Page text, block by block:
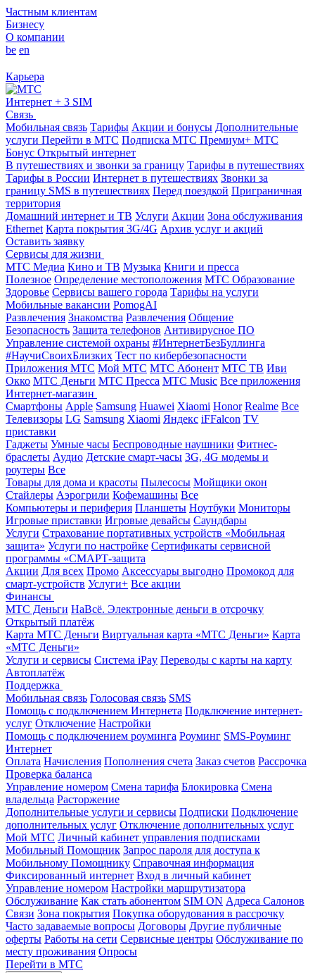
Частным клиентам
Бизнесу
О компании
be en
Карьера
Интернет + 3 SIM
Связь
Мобильная связь Тарифы Акции и бонусы Дополнительные
услуги Перейти в МТС Подписка МТС Премиум+ МТС
Бонус Открытый интернет
В путешествиях и звонки за границу Тарифы в путешествиях
Тарифы в России Интернет в путешествиях Звонки за
границу SMS в путешествиях Перед поездкой Приграничная
территория
Домашний интернет и ТВ Услуги Акции Зона обслуживания
Ethernet Карта покрытия 3G/4G Архив услуг и акций
Оставить заявку
Сервисы для жизни
МТС Медиа Кино и ТВ Музыка Книги и пресса
Полезное Определение местоположения МТС Образование
Здоровье Сервисы вашего города Тарифы на услуги
Мобильные вакансии PomogAI
Развлечения Знакомства Развлечения Общение
Безопасность Защита телефонов Антивирусное ПО
Управление системой охраны #ИнтернетБезБуллинга
#НаучиСвоихБлизких Тест по кибербезопасности
Приложения МТС Мой МТС МТС Абонент МТС ТВ Иви
Окко МТС Деньги МТС Пресса МТС Music Все приложения
Интернет-магазин
Смартфоны Apple Samsung Huawei Xiaomi Honor Realme Все
Телевизоры LG Samsung Xiaomi Яндекс iFFalcon TV
приставки
Гаджеты Умные часы Беспроводные наушники Фитнес-
браслеты Аудио Детские смарт-часы 3G, 4G модемы и
роутеры Все
Товары для дома и красоты Пылесосы Мойщики окон
Стайлеры Аэрогрили Кофемашины Все
Компьютеры и периферия Планшеты Ноутбуки Мониторы
Игровые приставки Игровые девайсы Саундбары
Услуги Страхование портативных устройств «Мобильная
защита» Услуги по настройке Сертификаты сервисной
программы «СМАРТ-защита
Акции Для всех Промо Аксессуары выгодно Промокод для
смарт-устройств Услуги+ Все акции
Финансы
МТС Деньги НаВсё. Электронные деньги в отсрочку
Открытый платёж
Карта МТС Деньги Виртуальная карта «МТС Деньги» Карта
«МТС Деньги»
Услуги и сервисы Система iPay Переводы с карты на карту
Автоплатёж
Поддержка
Мобильная связь Голосовая связь SMS
Помощь с подключением Интернета Подключение интернет-
услуг Отключение Настройки
Помощь с подключением роуминга Роуминг SMS-Роуминг
Интернет
Оплата Начисления Пополнения счета Заказ счетов Рассрочка
Проверка баланса
Управление номером Смена тарифа Блокировка Смена
владельца Расторжение
Дополнительные услуги и сервисы Подписки Подключение
дополнительных услуг Отключение дополнительных услуг
Мой МТС Личный кабинет управления подписками
Мобильный Помощник Запрос пароля для доступа к
Мобильному Помощнику Справочная информация
Фиксированный интернет Вход в личный кабинет
Управление номером Настройки маршрутизатора
Обслуживание Как стать абонентом SIM ON Адреса Салонов
Связи Зона покрытия Покупка оборудования в рассрочку
Часто задаваемые вопросы Договоры Другие публичные
оферты Работы на сети Сервисные центры Обслуживание по
месту проживания Опросы
Перейти в МТС